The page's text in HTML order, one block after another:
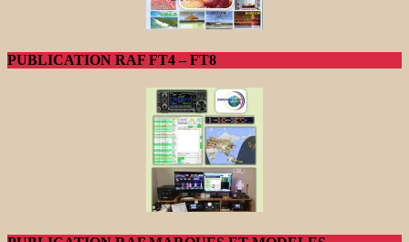
PUBLICATION RAF FT4 – FT8